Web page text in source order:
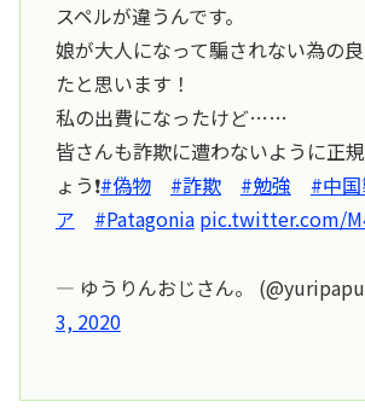
スペルが違うんです。
娘が大人になって騙されない為の
たと思います！
私の出費になったけど……
皆さんも詐欺に遭わないように正
ょう❗️#偽物 #詐欺 #勉強 #中
ア
#Patagonia pic.twitter.com/
— ゆうりんおじさん。
3, 2020